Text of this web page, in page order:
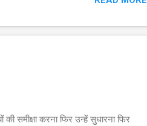
करना फिर उन्हें सुधारना फिर